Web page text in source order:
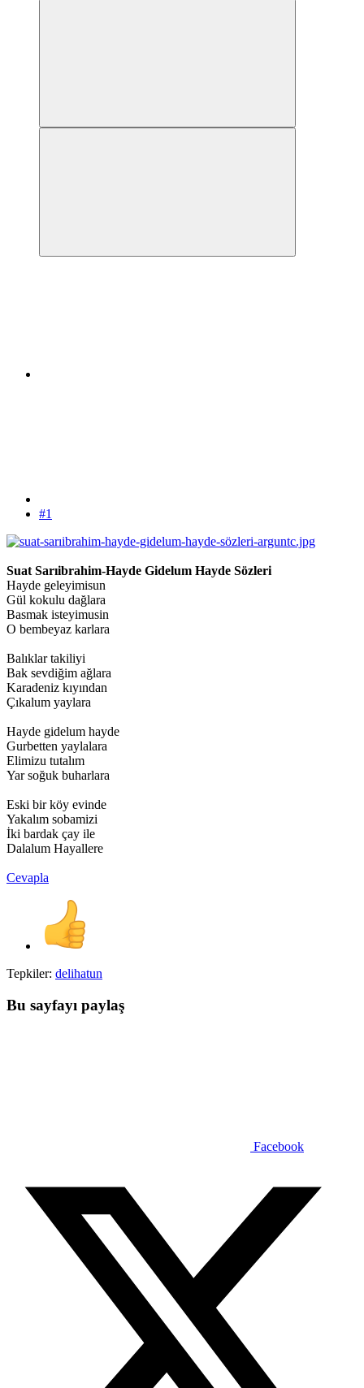
#1
Suat Sarıibrahim-Hayde Gidelum Hayde Sözleri
Hayde geleyimisun
Gül kokulu dağlara
Basmak isteyimusin
O bembeyaz karlara
Balıklar takiliyi
Bak sevdiğim ağlara
Karadeniz kıyından
Çıkalum yaylara
Hayde gidelum hayde
Gurbetten yaylalara
Elimizu tutalım
Yar soğuk buharlara
Eski bir köy evinde
Yakalım sobamizi
İki bardak çay ile
Dalalum Hayallere
Cevapla
Tepkiler: delihatun
Bu sayfayı paylaş
Facebook